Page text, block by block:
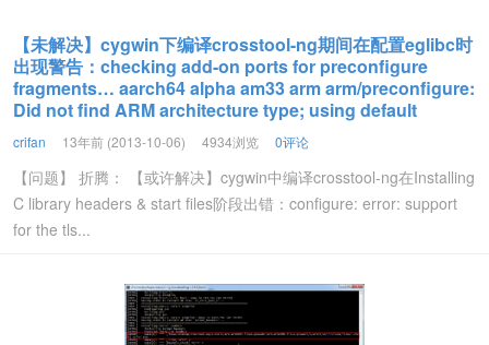
【未解决】cygwin下编译crosstool-ng期间在配置eglibc时
出现警告：checking add-on ports for preconfigure
fragments… aarch64 alpha am33 arm arm/preconfigure:
Did not find ARM architecture type; using default
crifan 13年前 (2013-10-06) 4934浏览 0评论
【问题】 折腾： 【或许解决】cygwin中编译crosstool-ng在Installing
C library headers & start files阶段出错：configure: error: support
for the tls...